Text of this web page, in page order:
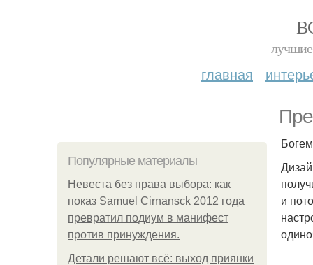
лучшие
главная
Популярные материалы
Невеста без права выбора: как
показ Samuel Cirnansck 2012 года
превратил подиум в манифест
против принуждения.
Детали решают всё: выход приянки
и